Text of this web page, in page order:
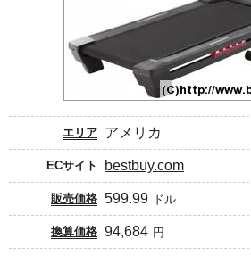
エリア アメリカ
ECサイト bestbuy.com
販売価格 599.99 ドル
換算価格 94,684 円